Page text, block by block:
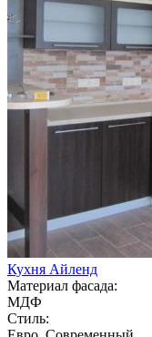
Кухня Айленд
Материал фасада:
МДФ
Стиль: